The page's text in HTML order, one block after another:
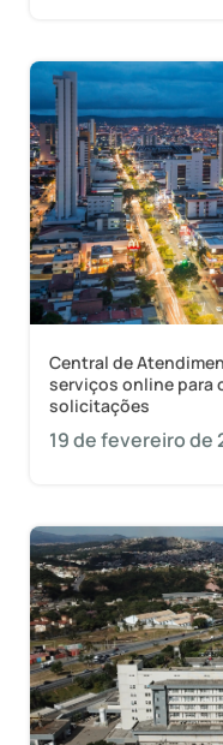
Central de
serviços online para
solicitações
19 de fevereiro de